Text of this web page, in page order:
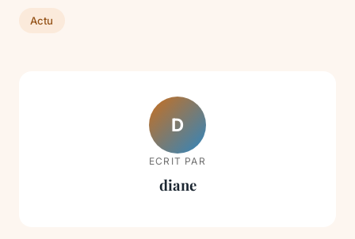
Actu
D
ECRIT PAR
diane